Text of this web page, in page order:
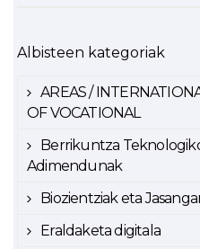
Albisteen kategoriak
AREAS /
OF VOCATIONAL
Berrikuntza
Adimendunak
Biozientziak eta
Eraldaketa digitala